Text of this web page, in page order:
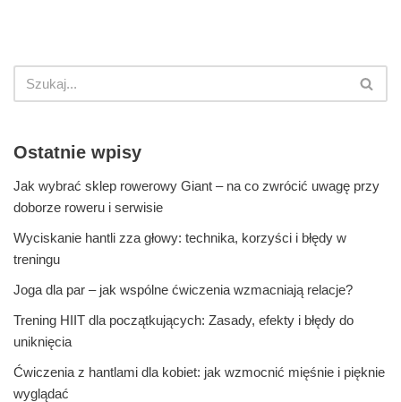
Ostatnie wpisy
Jak wybrać sklep rowerowy Giant – na co zwrócić uwagę przy
doborze roweru i serwisie
Wyciskanie hantli zza głowy: technika, korzyści i błędy w
treningu
Joga dla par – jak wspólne ćwiczenia wzmacniają relacje?
Trening HIIT dla początkujących: Zasady, efekty i błędy do
uniknięcia
Ćwiczenia z hantlami dla kobiet: jak wzmocnić mięśnie i pięknie
wyglądać